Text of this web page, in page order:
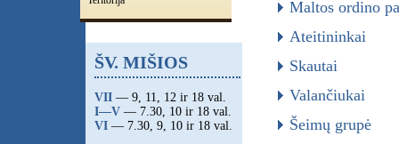
Maltos ordino
Ateitininkai
Skautai
Valančiukai
Šeimų grupė
ŠV. MIŠIOS
VII — 9, 11, 12 ir 18 val.
I—V — 7.30, 10 ir 18 val.
VI — 7.30, 9, 10 ir 18 val.